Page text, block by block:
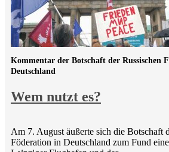
Wem nutzt es?
Kommentar der Botschaft der Russischen
Deutschland
Am 7. August äußerte sich die Botschaft
Föderation in Deutschland zum Fund